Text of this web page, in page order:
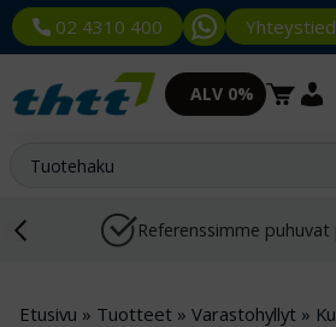
02 4310 400
ALV 0%
Referenssimme
Etusivu » Tuotteet » Varastohyllyt »